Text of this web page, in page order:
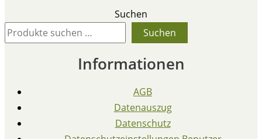
Suchen
Suchen
Informationen
AGB
Datenauszug
Datenschutz